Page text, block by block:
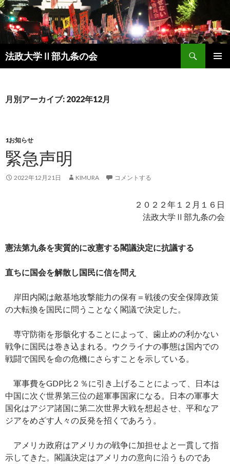
法政大学Ⅱ部九条の会
索
ン
キ
ッ
プ
月別アーカイブ: 2022年12月
1お知らせ
緊急声明
2022年12月21日 KIMURA コメントする
２０２２年１２月１６日
法政大学Ⅱ部九条の会
憲法第九条を実質的に改憲する閣議決定に抗議する
直ちに国会を解散し国民に信を問え
岸田内閣は敵基地攻撃能力の保有＝戦後の安全保障政策
の大転換を国民に問うことなく閣議で決定した。
専守防衛を形骸化することによって、歯止めの利かない
戦争に国民は巻き込まれる。ウクライナの事態は国内での
戦闘で国民を命の危機にさらすことを示している。
軍事費をGDP比２％に引き上げることによって、日本は
中国に次ぐ世界第三位の超軍事国家になる。日本の軍事大
国化はアジア諸国に第二次世界大戦を想起させ、平和なア
ジアをめざす人々の反発を招くであろう。
アメリカ政府はアメリカの戦争に加担せよと一貫して指
示してきた。閣議決定はアメリカの意向に沿うものであ